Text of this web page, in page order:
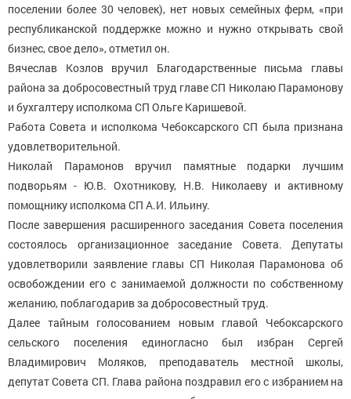
поселении более 30 человек), нет новых семейных ферм, «при
республиканской поддержке можно и нужно открывать свой
бизнес, свое дело», отметил он.
Вячеслав Козлов вручил Благодарственные письма главы
района за добросовестный труд главе СП Николаю Парамонову
и бухгалтеру исполкома СП Ольге Каришевой.
Работа Совета и исполкома Чебоксарского СП была признана
удовлетворительной.
Николай Парамонов вручил памятные подарки лучшим
подворьям - Ю.В. Охотникову, Н.В. Николаеву и активному
помощнику исполкома СП А.И. Ильину.
После завершения расширенного заседания Совета поселения
состоялось организационное заседание Совета. Депутаты
удовлетворили заявление главы СП Николая Парамонова об
освобождении его с занимаемой должности по собственному
желанию, поблагодарив за добросовестный труд.
Далее тайным голосованием новым главой Чебоксарского
сельского поселения единогласно был избран Сергей
Владимирович Моляков, преподаватель местной школы,
депутат Совета СП. Глава района поздравил его с избранием на